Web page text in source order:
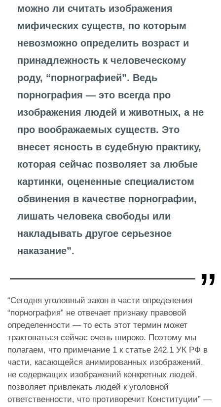
можно ли считать изображения
мифических существ, по которым
невозможно определить возраст и
принадлежность к человеческому
роду, “порнографией”. Ведь
порнография — это всегда про
изображения людей и животных, а не
про воображаемых существ. Это
внесет ясность в судебную практику,
которая сейчас позволяет за любые
картинки, оцененные специалистом
обвинения в качестве порнографии,
лишать человека свободы или
накладывать другое серьезное
наказание”.
“Сегодня уголовный закон в части определения
“порнография” не отвечает признаку правовой
определенности — то есть этот термин может
трактоваться сейчас очень широко. Поэтому мы
полагаем, что примечание 1 к статье 242.1 УК РФ в
части, касающейся анимированных изображений,
не содержащих изображений конкретных людей,
позволяет привлекать людей к уголовной
ответственности, что противоречит Конституции” —